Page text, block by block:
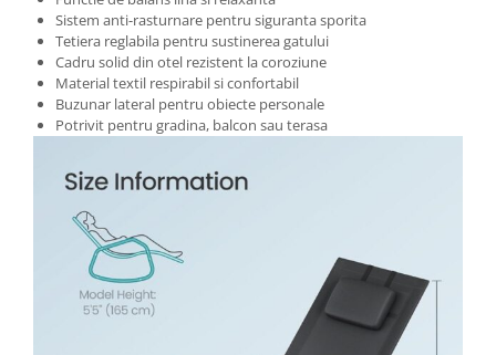
Sistem anti-rasturnare pentru siguranta sporita
Tetiera reglabila pentru sustinerea gatului
Cadru solid din otel rezistent la coroziune
Material textil respirabil si confortabil
Buzunar lateral pentru obiecte personale
Potrivit pentru gradina, balcon sau terasa